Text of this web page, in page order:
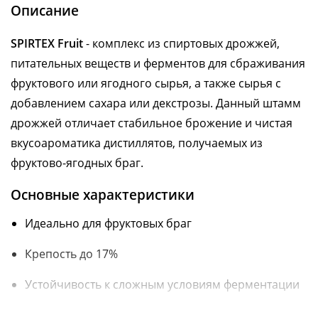
Описание
SPIRTEX Fruit- комплекс из спиртовых дрожжей,
питательных веществ и ферментов для сбраживания
фруктового или ягодного сырья, а также сырья с
добавлением сахара или декстрозы. Данный штамм
дрожжей отличает стабильное брожение и чистая
вкусоароматика дистиллятов, получаемых из
фруктово-ягодных браг.
Основные характеристики
Идеально для фруктовых браг
Крепость до 17%
Устойчивость к сложным условиям ферментации